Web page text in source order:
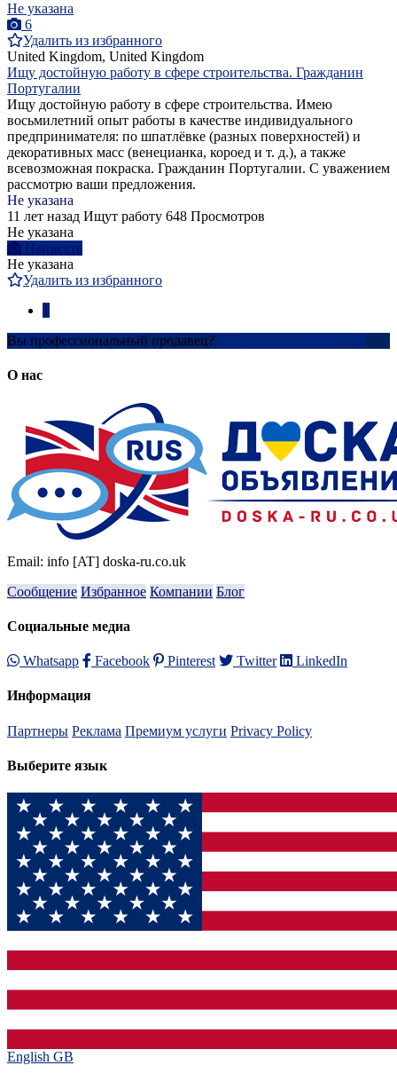
Не указана
6
Удалить из избранного
United Kingdom, United Kingdom
Ищу достойную работу в сфере строительства. Гражданин
Португалии
Ищу достойную работу в сфере строительства. Имею
восьмилетний опыт работы в качестве индивидуального
предпринимателя: по шпатлёвке (разных поверхностей) и
декоративных масс (венецианка, короед и т. д.), а также
всевозможная покраска. Гражданин Португалии. С уважением
рассмотрю ваши предложения.
Не указана
11 лет назад Ищут работу 648 Просмотров
Не указана
Написать
Не указана
Удалить из избранного
Вы профессиональный продавец?
О нас
Email: info [AT] doska-ru.co.uk
Сообщение Избранное Компании Блог
Социальные медиа
Whatsapp Facebook Pinterest Twitter LinkedIn
Информация
Партнеры Реклама Премиум услуги Privacy Policy
Выберите язык
English GB‎